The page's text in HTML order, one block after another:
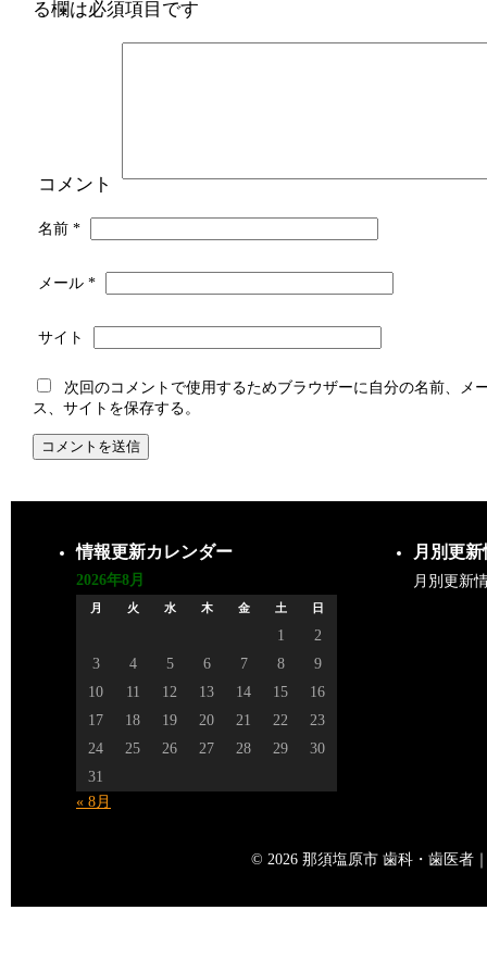
る欄は必須項目です
コメント
名前 *
メール *
サイト
次回のコメントで使用するためブラウザーに自分の名前、メ
ス、サイトを保存する。
情報更新カレンダー
2026年8月
月 火 水 木 金 土 日
1
2
3
4 5 6 7 8
9
10
11 12 13 14 15
16
17
18 19 20 21 22
23
24
25 26 27 28 29
30
31
« 8月
月別更
月別更新
© 2026 那須塩原市 歯科・歯医者